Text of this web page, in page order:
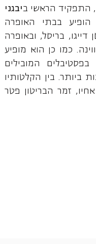
התפקיד הראשי ביבגני
הופיע בבתי האופרה
דייגו, בריסל, ובאופרה
כמו כן הוא מופיע
בפסטיבלים המובילים
ביותר. בין הקלטותיו
זמר הבריטון פטר